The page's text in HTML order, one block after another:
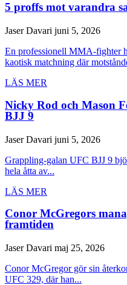
5 proffs mot varandra
Jaser Davari juni 5, 2026
En professionell MMA-fighter
kaotisk matchning där
LÄS MER
Nicky Rod och Mason
BJJ 9
Jaser Davari juni 5, 2026
Grappling-galan UFC BJJ 9
hela åtta av...
LÄS MER
Conor McGregors
framtiden
Jaser Davari maj 25, 2026
Conor McGregor gör sin
UFC 329, där han...